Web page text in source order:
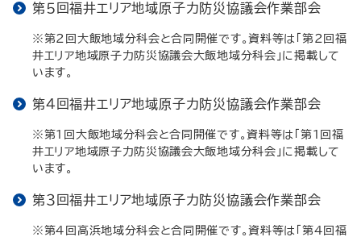
第５回福井エリア地域原子力防災協議会作業部会
※第２回大飯地域分科会と合同開催です。資料等は「第２回福
井エリア地域原子力防災協議会大飯地域分科会」に掲載して
います。
第４回福井エリア地域原子力防災協議会作業部会
※第１回大飯地域分科会と合同開催です。資料等は「第１回福
井エリア地域原子力防災協議会大飯地域分科会」に掲載して
います。
第３回福井エリア地域原子力防災協議会作業部会
※第４回高浜地域分科会と合同開催です。資料等は「第４回福